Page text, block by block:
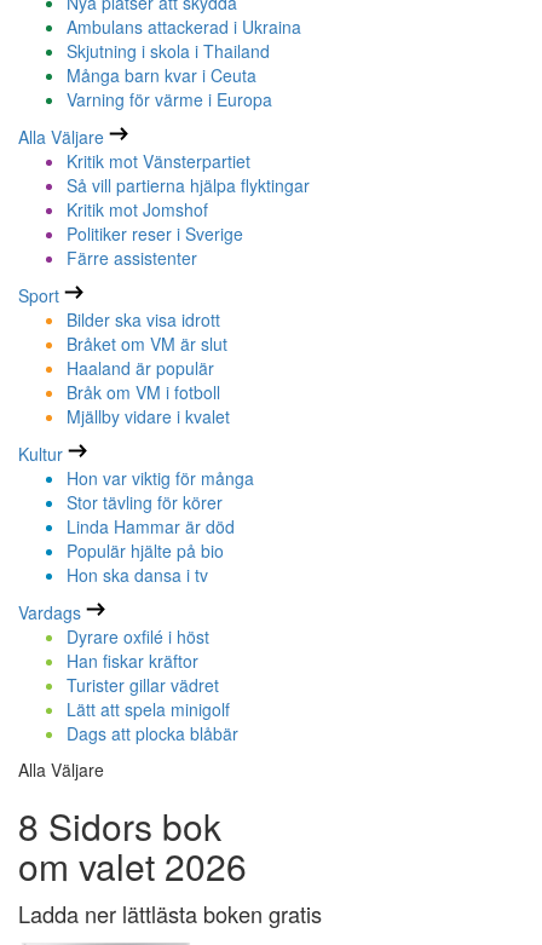
Ambulans attackerad i Ukraina
Skjutning i skola i Thailand
Många barn kvar i Ceuta
Varning för värme i Europa
Alla Väljare
Kritik mot Vänsterpartiet
Så vill partierna hjälpa flyktingar
Kritik mot Jomshof
Politiker reser i Sverige
Färre assistenter
Sport
Bilder ska visa idrott
Bråket om VM är slut
Haaland är populär
Bråk om VM i fotboll
Mjällby vidare i kvalet
Kultur
Hon var viktig för många
Stor tävling för körer
Linda Hammar är död
Populär hjälte på bio
Hon ska dansa i tv
Vardags
Dyrare oxfilé i höst
Han fiskar kräftor
Turister gillar vädret
Lätt att spela minigolf
Dags att plocka blåbär
Alla Väljare
8 Sidors bok
om valet 2026
Ladda ner lättlästa boken gratis